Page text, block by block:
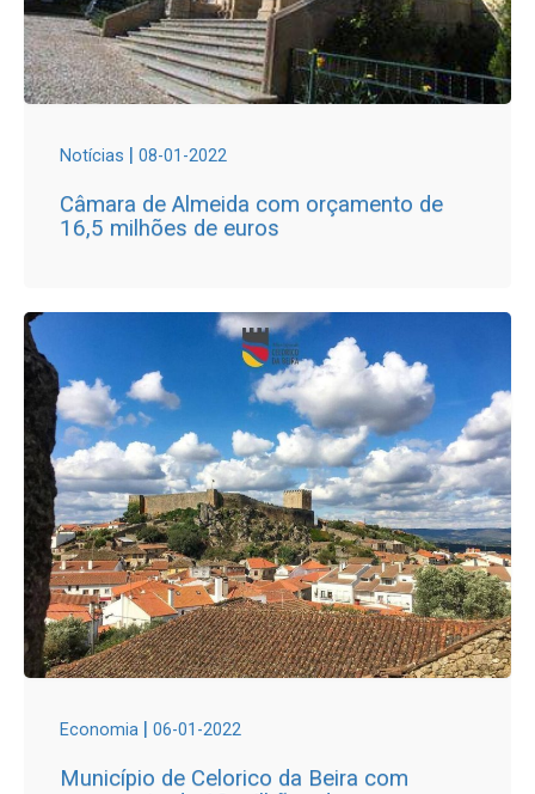
Notícias | 08-01-2022
Câmara de Almeida com orçamento de
16,5 milhões de euros
Economia | 06-01-2022
Município de Celorico da Beira com